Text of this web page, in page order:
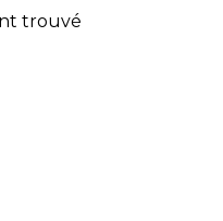
trouvé